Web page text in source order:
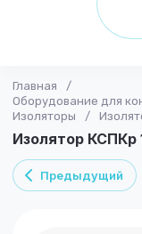
Главная
/
Оборудование для
Изоляторы
/
Изолятор КСПКр
Предыдущий